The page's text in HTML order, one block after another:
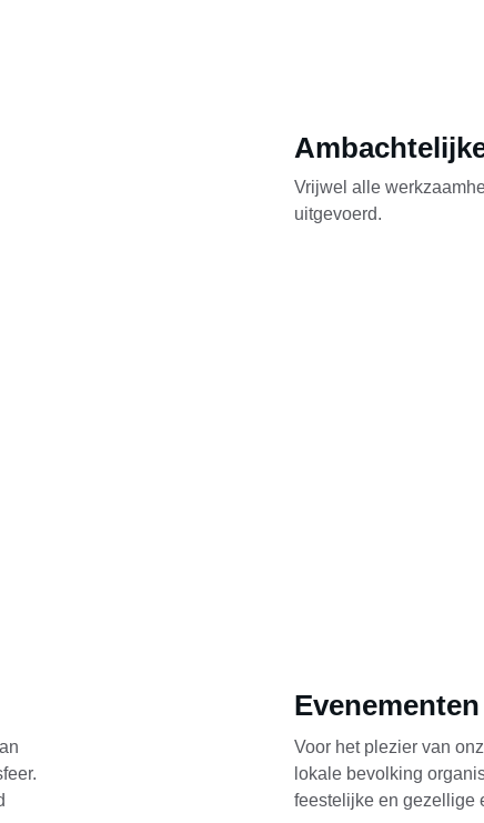
Vrijwel alle
uitgevoerd.
Evenementen
Voor het plezier van
lokale bevolking
feestelijke en gezellige